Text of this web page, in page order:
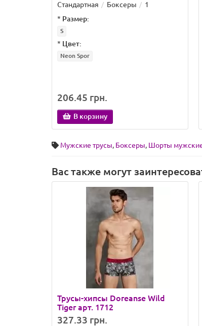
Стандартная
Боксеры
1
* Размер:
S
* Цвет:
Neon Spor
206.45 грн.
В корзину
Мужские трусы, Боксеры, Шорты
Вас также могут
Трусы-хипсы Doreanse Wild
Tiger арт. 1712
327.33 грн.